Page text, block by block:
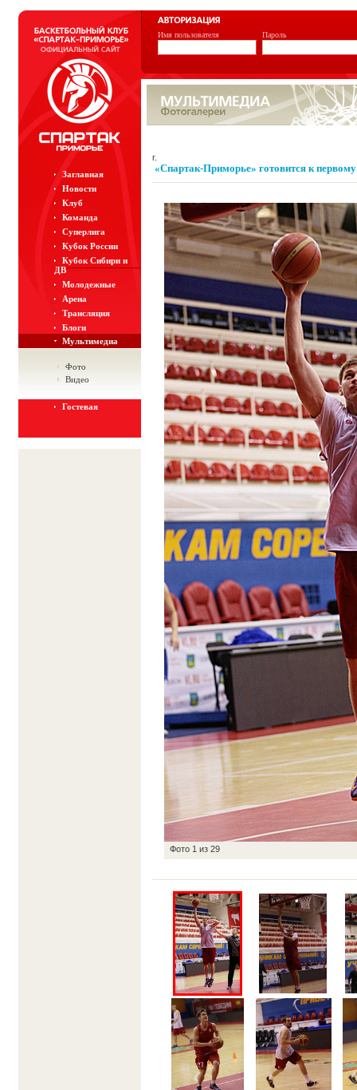
Имя пользователя Пароль
Заглавная
Новости
Клуб
Команда
Суперлига
Кубок России
Кубок Сибири и
ДВ
Молодежные
Арена
Трансляция
Блоги
Мультимедиа
Фото
Видео
Гостевая
г.
«Спартак-Приморье» готовится к
Фото 1 из 29